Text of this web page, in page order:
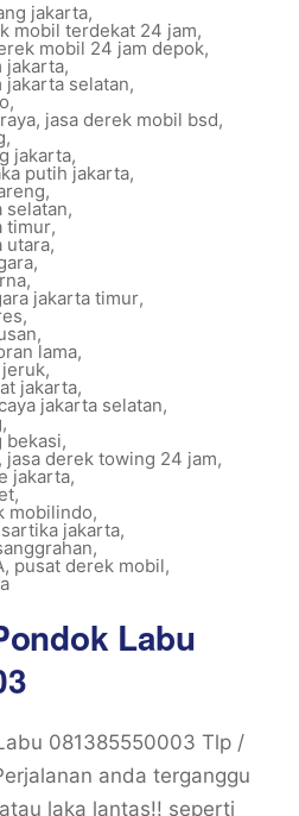
jakarta,
mobil terdekat 24 jam,
mobil 24 jam depok,
jakarta,
selatan,
,
, jasa derek mobil bsd,
,
jakarta,
putih jakarta,
,
selatan,
timur,
utara,
,
,
jakarta timur,
,
,
lama,
,
jakarta,
jakarta selatan,
,
bekasi,
jasa derek towing 24 jam,
jakarta,
,
mobilindo,
jakarta,
,
, pusat derek mobil,
Labu
081385550003 Tlp /
anda terganggu
laka lantas!! seperti